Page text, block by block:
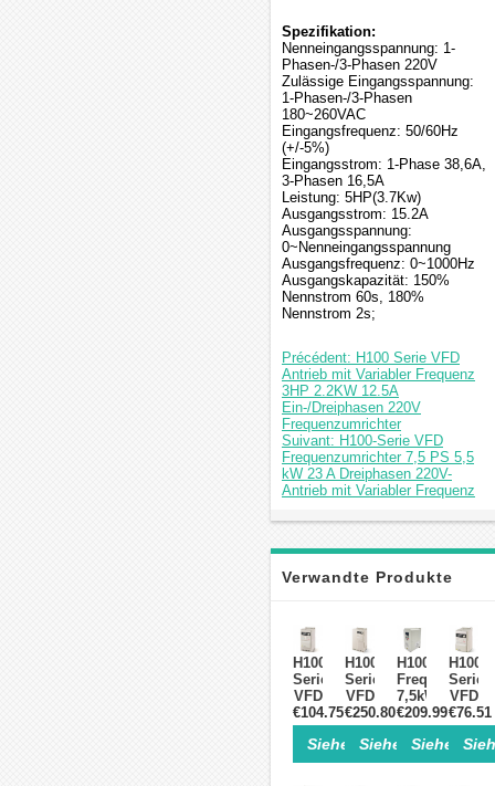
Spezifikation:
Nenneingangsspannung: 1-
Phasen-/3-Phasen 220V
Zulässige Eingangsspannung:
1-Phasen-/3-Phasen
180~260VAC
Eingangsfrequenz: 50/60Hz
(+/-5%)
Eingangsstrom: 1-Phase 38,6A,
3-Phasen 16,5A
Leistung: 5HP(3.7Kw)
Ausgangsstrom: 15.2A
Ausgangsspannung:
0~Nenneingangsspannung
Ausgangsfrequenz: 0~1000Hz
Ausgangskapazität: 150%
Nennstrom 60s, 180%
Nennstrom 2s;
Précédent: H100 Serie VFD
Antrieb mit Variabler Frequenz
3HP 2.2KW 12.5A
Ein-/Dreiphasen 220V
Frequenzumrichter
Suivant: H100-Serie VFD
Frequenzumrichter 7,5 PS 5,5
kW 23 A Dreiphasen 220V-
Antrieb mit Variabler Frequenz
Verwandte Produkte
H100
Serie
VFD
Antrieb
mit
Variabler
Frequenz
€104.75
Siehe Einzelheiten>
H100-
Serie
VFD
Antrieb
mit
variabler
Frequenz
€250.80
Siehe
H100
7,5kW
220V/380V
Drehstrom
für
CNC
€209.99
Siehe
H100
Serie
VFD
2HP
1.5KW
7A
€76.51